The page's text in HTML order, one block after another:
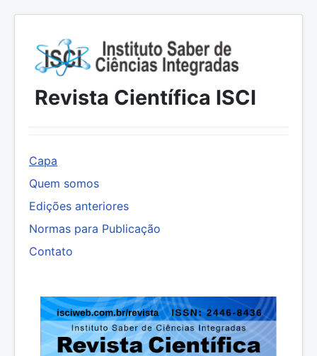
Revista Científica ISCI
Capa
Quem somos
Edições anteriores
Normas para Publicação
Contato